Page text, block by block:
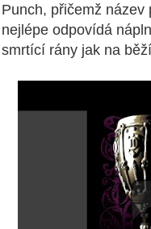
Punch, přičemž
nejlépe odpovídá
smrtící rány jak na